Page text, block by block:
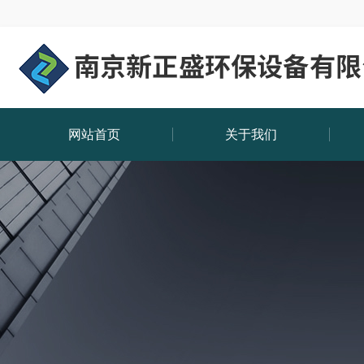
网站首页 关于我们